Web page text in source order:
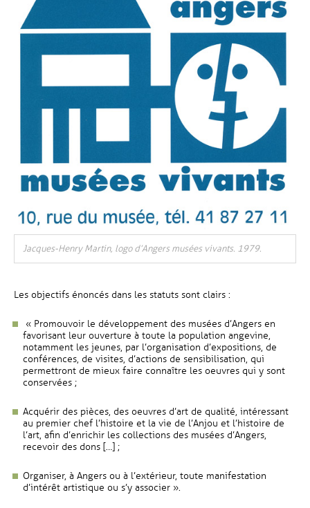
Jacques-Henry Martin, logo d’Angers musées vivants. 1979.
Les objectifs énoncés dans les statuts sont clairs :
« Promouvoir le développement des musées d’Angers en
favorisant leur ouverture à toute la population angevine,
notamment les jeunes, par l’organisation d’expositions, de
conférences, de visites, d’actions de sensibilisation, qui
permettront de mieux faire connaître les oeuvres qui y sont
conservées ;
Acquérir des pièces, des oeuvres d’art de qualité, intéressant
au premier chef l’histoire et la vie de l’Anjou et l’histoire de
l’art, afin d’enrichir les collections des musées d’Angers,
recevoir des dons […] ;
Organiser, à Angers ou à l’extérieur, toute manifestation
d’intérêt artistique ou s’y associer ».